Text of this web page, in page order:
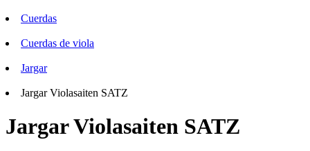
Cuerdas
Cuerdas de viola
Jargar
Jargar Violasaiten SATZ
Jargar Violasaiten SATZ